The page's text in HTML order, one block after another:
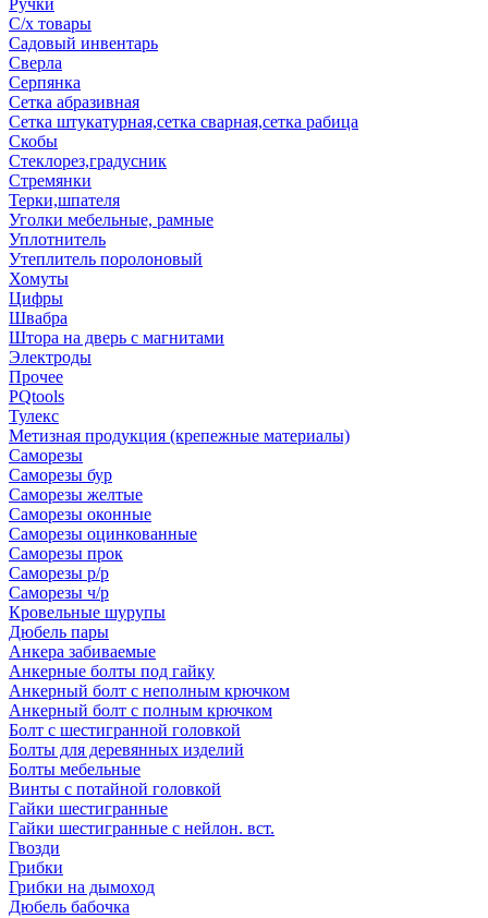
Ручки
С/х товары
Садовый инвентарь
Сверла
Серпянка
Сетка абразивная
Сетка штукатурная,сетка сварная,сетка рабица
Скобы
Стеклорез,градусник
Стремянки
Терки,шпателя
Уголки мебельные, рамные
Уплотнитель
Утеплитель поролоновый
Хомуты
Цифры
Швабра
Штора на дверь с магнитами
Электроды
Прочее
PQtools
Тулекс
Метизная продукция (крепежные материалы)
Саморезы
Саморезы бур
Саморезы желтые
Саморезы оконные
Саморезы оцинкованные
Саморезы прок
Саморезы р/р
Саморезы ч/р
Кровельные шурупы
Дюбель пары
Анкера забиваемые
Анкерные болты под гайку
Анкерный болт с неполным крючком
Анкерный болт с полным крючком
Болт с шестигранной головкой
Болты для деревянных изделий
Болты мебельные
Винты с потайной головкой
Гайки шестигранные
Гайки шестигранные с нейлон. вст.
Гвозди
Грибки
Грибки на дымоход
Дюбель бабочка